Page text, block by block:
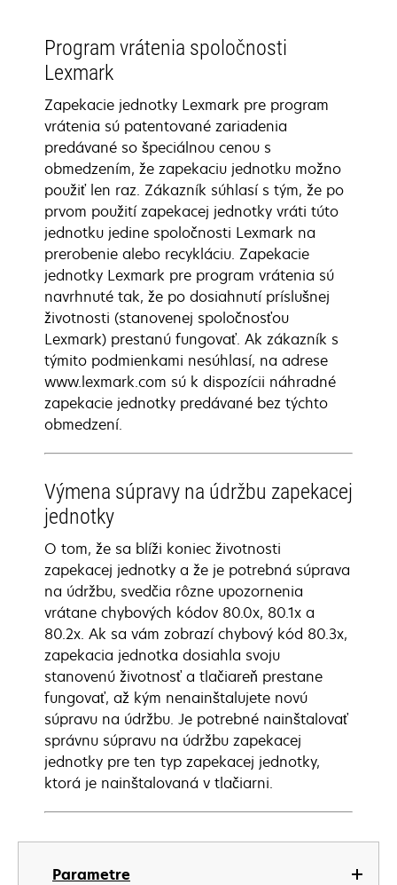
Parametre
Program vrátenia spoločnosti
Lexmark
Zapekacie jednotky Lexmark pre program
vrátenia sú patentované zariadenia
predávané so špeciálnou cenou s
obmedzením, že zapekaciu jednotku možno
použiť len raz. Zákazník súhlasí s tým, že po
prvom použití zapekacej jednotky vráti túto
jednotku jedine spoločnosti Lexmark na
prerobenie alebo recykláciu. Zapekacie
jednotky Lexmark pre program vrátenia sú
navrhnuté tak, že po dosiahnutí príslušnej
životnosti (stanovenej spoločnosťou
Lexmark) prestanú fungovať. Ak zákazník s
týmito podmienkami nesúhlasí, na adrese
www.lexmark.com sú k dispozícii náhradné
zapekacie jednotky predávané bez týchto
obmedzení.
Výmena súpravy na údržbu zapekacej
jednotky
O tom, že sa blíži koniec životnosti
zapekacej jednotky a že je potrebná súprava
na údržbu, svedčia rôzne upozornenia
vrátane chybových kódov 80.0x, 80.1x a
80.2x. Ak sa vám zobrazí chybový kód 80.3x,
zapekacia jednotka dosiahla svoju
stanovenú životnosť a tlačiareň prestane
fungovať, až kým nenainštalujete novú
súpravu na údržbu. Je potrebné nainštalovať
správnu súpravu na údržbu zapekacej
jednotky pre ten typ zapekacej jednotky,
ktorá je nainštalovaná v tlačiarni.